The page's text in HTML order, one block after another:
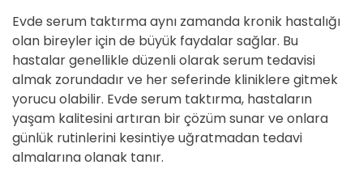
Evde serum taktırma aynı zamanda kronik hastalığı
olan bireyler için de büyük faydalar sağlar. Bu
hastalar genellikle düzenli olarak serum tedavisi
almak zorundadır ve her seferinde kliniklere gitmek
yorucu olabilir. Evde serum taktırma, hastaların
yaşam kalitesini artıran bir çözüm sunar ve onlara
günlük rutinlerini kesintiye uğratmadan tedavi
almalarına olanak tanır.